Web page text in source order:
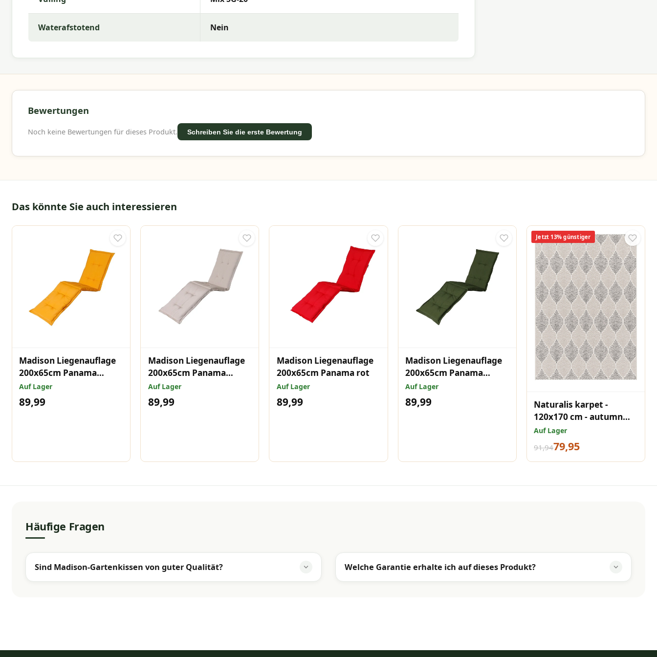
Waterafstotend Nein
Bewertungen
Noch keine Bewertungen für dieses Produkt. Schreiben Sie die erste Bewertung
Das könnte Sie auch interessieren
Madison Liegenauflage
200x65cm Panama
Golden Glow
Auf Lager
89,99
Madison Liegenauflage
200x65cm Panama
Leinen
Auf Lager
89,99
Madison Liegenauflage
200x65cm Panama rot
Auf Lager
89,99
Madison Liegenauflage
200x65cm Panama
green
Auf Lager
89,99
Jetzt 13% günstiger
Naturalis karpet -
120x170 cm - autumn
leaf
Auf Lager
91,9479,95
Häufige Fragen
Sind Madison-Gartenkissen von guter Qualität? Welche Garantie erhalte ich auf dieses Produkt?